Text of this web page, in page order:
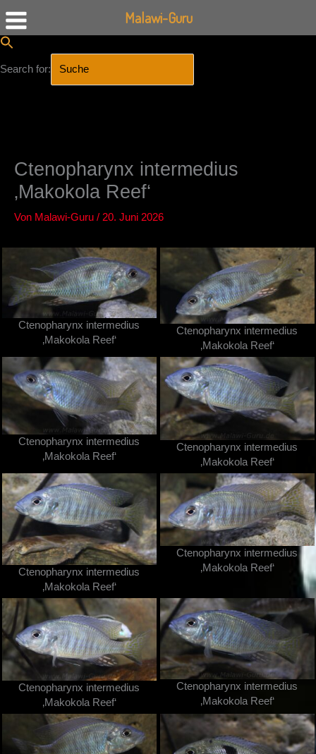
Search for:
Ctenopharynx intermedius
‚Makokola Reef‘
Von Malawi-Guru / 20. Juni 2026
Ctenopharynx intermedius
‚Makokola Reef‘
Ctenopharynx intermedius
‚Makokola Reef‘
Ctenopharynx intermedius
‚Makokola Reef‘
Ctenopharynx intermedius
‚Makokola Reef‘
Ctenopharynx intermedius
‚Makokola Reef‘
Ctenopharynx intermedius
‚Makokola Reef‘
Ctenopharynx intermedius
‚Makokola Reef‘
Ctenopharynx intermedius
‚Makokola Reef‘
Malawi-Guru